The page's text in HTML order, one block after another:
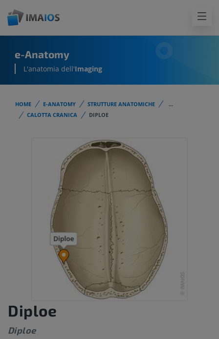
e-Anatomy
L'anatomia dell'Imaging
HOME E-ANATOMY STRUTTURE ANATOMICHE
...
CALOTTA CRANICA
DIPLOE
Diploe
Diploe